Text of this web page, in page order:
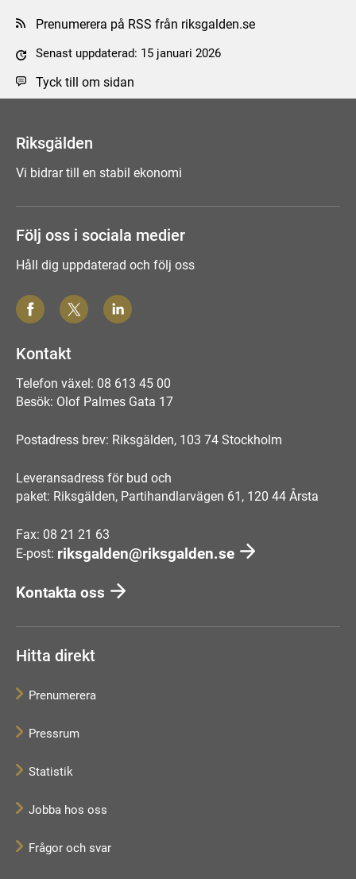
Prenumerera på RSS från riksgalden.se
Senast uppdaterad: 15 januari 2026
Tyck till om sidan
Riksgälden
Vi bidrar till en stabil ekonomi
Följ oss i sociala medier
Håll dig uppdaterad och följ oss
Kontakt
Telefon växel: 08 613 45 00
Besök: Olof Palmes Gata 17
Postadress brev: Riksgälden, 103 74 Stockholm
Leveransadress för bud och
paket: Riksgälden, Partihandlarvägen 61, 120 44 Årsta
Fax: 08 21 21 63
E-post: riksgalden@riksgalden.se
Kontakta oss
Hitta direkt
Prenumerera
Pressrum
Statistik
Jobba hos oss
Frågor och svar